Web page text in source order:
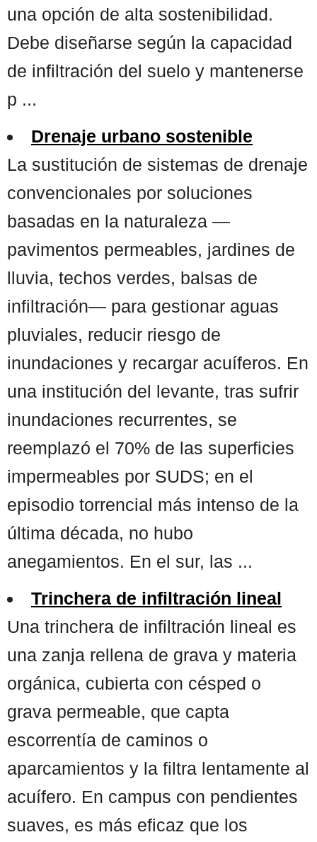
una opción de alta sostenibilidad.
Debe diseñarse según la capacidad
de infiltración del suelo y mantenerse
p ...
Drenaje urbano sostenible
La sustitución de sistemas de drenaje
convencionales por soluciones
basadas en la naturaleza —
pavimentos permeables, jardines de
lluvia, techos verdes, balsas de
infiltración— para gestionar aguas
pluviales, reducir riesgo de
inundaciones y recargar acuíferos. En
una institución del levante, tras sufrir
inundaciones recurrentes, se
reemplazó el 70% de las superficies
impermeables por SUDS; en el
episodio torrencial más intenso de la
última década, no hubo
anegamientos. En el sur, las ...
Trinchera de infiltración lineal
Una trinchera de infiltración lineal es
una zanja rellena de grava y materia
orgánica, cubierta con césped o
grava permeable, que capta
escorrentía de caminos o
aparcamientos y la filtra lentamente al
acuífero. En campus con pendientes
suaves, es más eficaz que los